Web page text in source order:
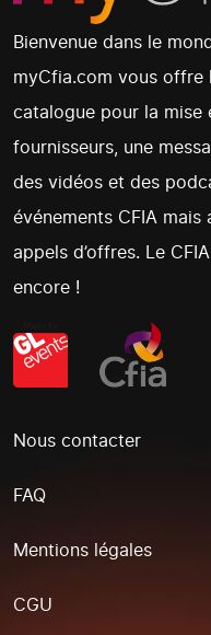
Bienvenue dans le
myCfia.com vous offre
catalogue pour la mise
fournisseurs, une
des vidéos et des
événements CFIA
appels d’offres. Le
encore !
Nous contacter
FAQ
Mentions légales
CGU